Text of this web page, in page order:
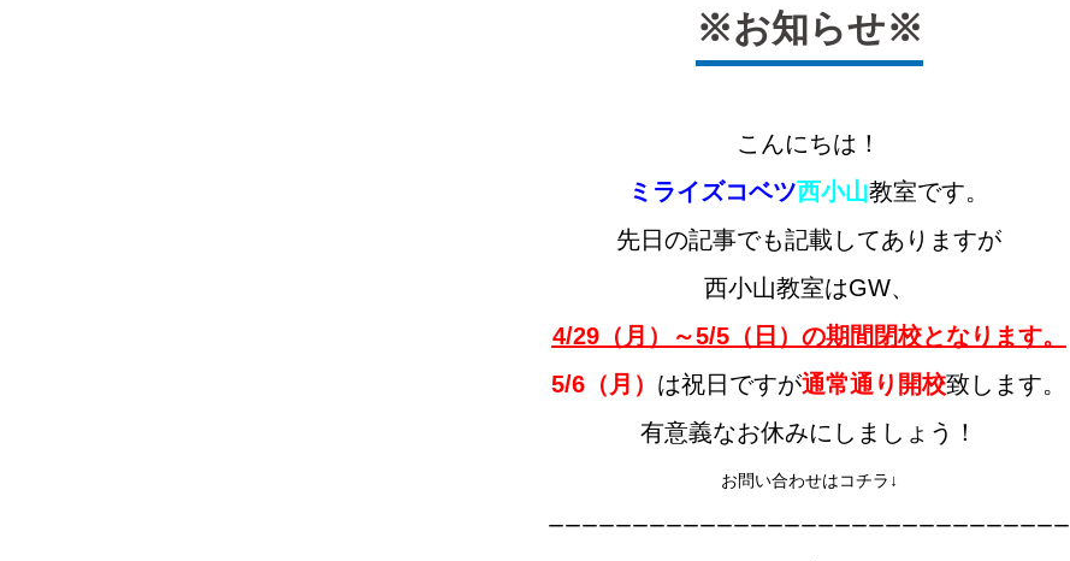
※お知らせ※
こんにちは！
ミライズコベツ西小山教室です。
先日の記事でも記載してありますが
西小山教室はGW、
4/29（月）～5/5（日）の期間閉校となります。
5/6（月） は祝日ですが通常通り開校致します。
有意義なお休みにしましょう！
お問い合わせはコチラ↓
ーーーーーーーーーーーーーーーーーーーーーーーーーーーーーーー